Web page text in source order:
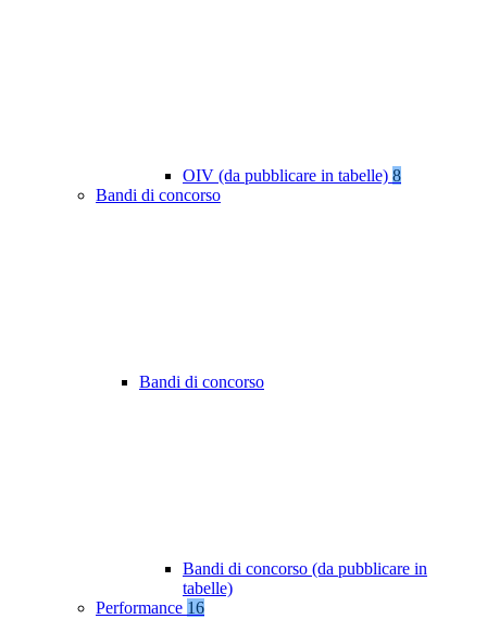
OIV (da pubblicare in tabelle) 8
Bandi di concorso
Bandi di concorso
Bandi di concorso (da pubblicare in
tabelle)
Performance 16